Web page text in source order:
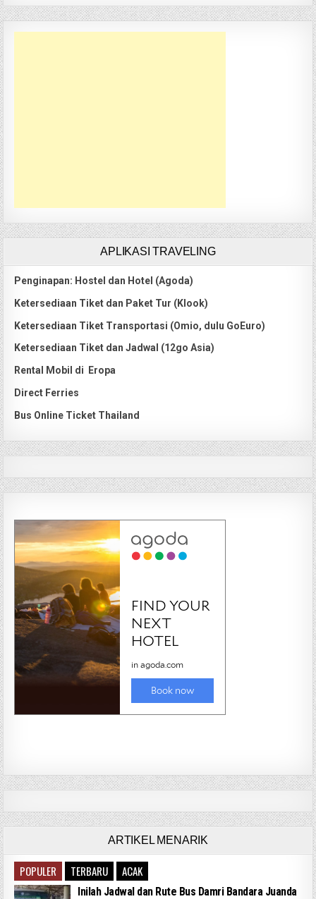
APLIKASI TRAVELING
Penginapan: Hostel dan Hotel (Agoda)
Ketersediaan Tiket dan Paket Tur (Klook)
Ketersediaan Tiket Transportasi (Omio, dulu GoEuro)
Ketersediaan Tiket dan Jadwal (12go Asia)
Rental Mobil di Eropa
Direct Ferries
Bus Online Ticket Thailand
ARTIKEL MENARIK
POPULER TERBARU ACAK
Inilah Jadwal dan Rute Bus Damri Bandara Juanda